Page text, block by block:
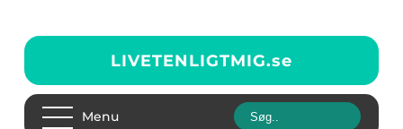
LIVETENLIGTMIG.se
Menu